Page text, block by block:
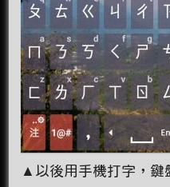
▲以後用手機打字，鍵